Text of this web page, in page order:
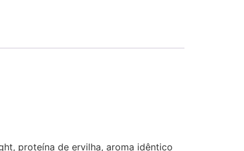
proteína de ervilha, aroma idêntico